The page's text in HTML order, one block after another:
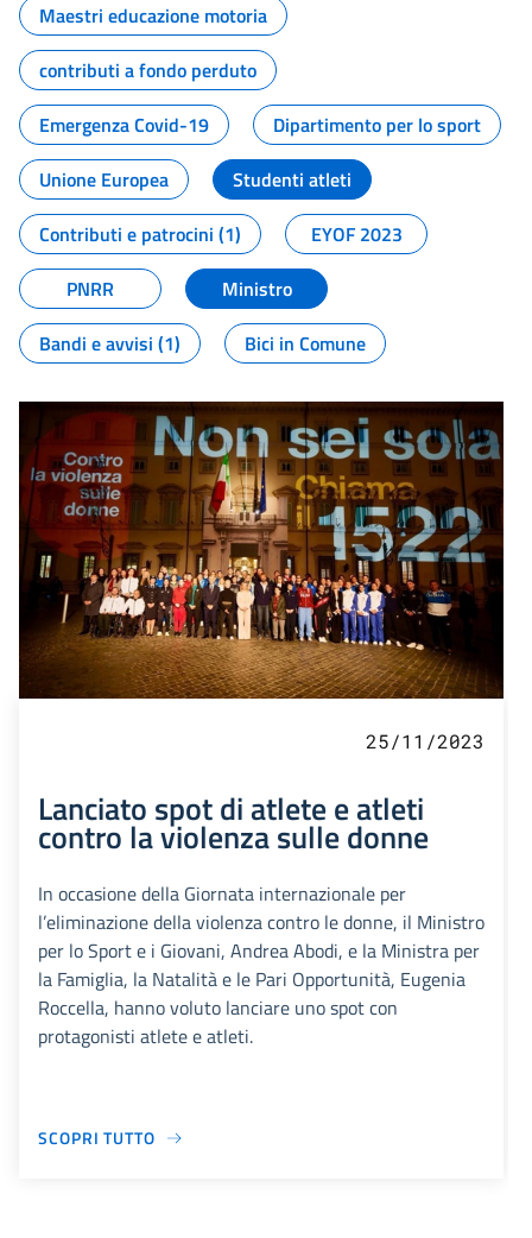
Maestri educazione motoria
contributi a fondo perduto
Emergenza Covid-19
Dipartimento per lo sport
Unione Europea
Studenti atleti
Contributi e patrocini (1)
EYOF 2023
PNRR
Ministro
Bandi e avvisi (1)
Bici in Comune
25/11/2023
Lanciato spot di atlete e atleti
contro la violenza sulle donne
In occasione della Giornata internazionale per
l’eliminazione della violenza contro le donne, il Ministro
per lo Sport e i Giovani, Andrea Abodi, e la Ministra per
la Famiglia, la Natalità e le Pari Opportunità, Eugenia
Roccella, hanno voluto lanciare uno spot con
protagonisti atlete e atleti.
SCOPRI TUTTO